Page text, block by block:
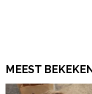
MEEST BEKEKEN